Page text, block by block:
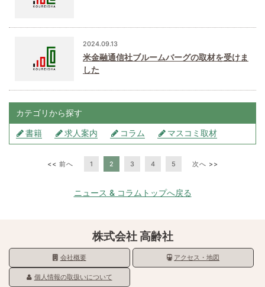
2024.09.13
米金融通信社ブルームバーグの取材を受けま
した
カテゴリから探す
書籍 求人案内 コラム マスコミ取材
<< 前へ 1 2 3 4 5 次へ >>
ニュース & コラムトップへ戻る
株式会社 高齢社
会社概要 アクセス・地図
個人情報の取扱いについて